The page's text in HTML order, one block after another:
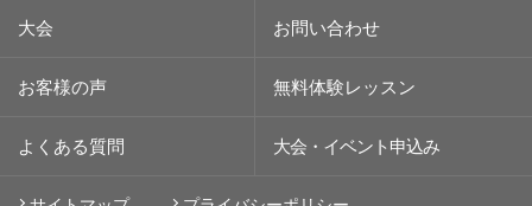
大会 お問い合わせ
お客様の声 無料体験レッスン
よくある質問 大会・イベント 申込み